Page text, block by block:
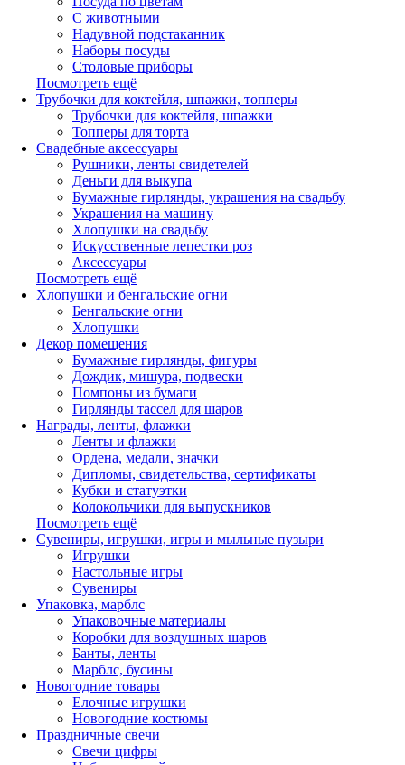
С животными
Надувной подстаканник
Наборы посуды
Столовые приборы
Посмотреть ещё
Трубочки для коктейля, шпажки, топперы
Трубочки для коктейля, шпажки
Топперы для торта
Свадебные аксессуары
Рушники, ленты свидетелей
Деньги для выкупа
Бумажные гирлянды, украшения на свадьбу
Украшения на машину
Хлопушки на свадьбу
Искусственные лепестки роз
Аксессуары
Посмотреть ещё
Хлопушки и бенгальские огни
Бенгальские огни
Хлопушки
Декор помещения
Бумажные гирлянды, фигуры
Дождик, мишура, подвески
Помпоны из бумаги
Гирлянды тассел для шаров
Награды, ленты, флажки
Ленты и флажки
Ордена, медали, значки
Дипломы, свидетельства, сертификаты
Кубки и статуэтки
Колокольчики для выпускников
Посмотреть ещё
Сувениры, игрушки, игры и мыльные пузыри
Игрушки
Настольные игры
Сувениры
Упаковка, марблс
Упаковочные материалы
Коробки для воздушных шаров
Банты, ленты
Марблс, бусины
Новогодние товары
Елочные игрушки
Новогодние костюмы
Праздничные свечи
Свечи цифры